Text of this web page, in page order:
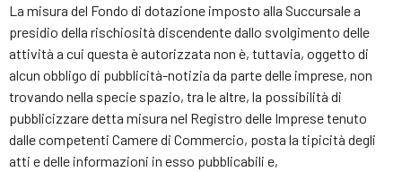
La misura del Fondo di dotazione imposto alla Succursale a
presidio della rischiosità discendente dallo svolgimento delle
attività a cui questa è autorizzata non è, tuttavia, oggetto di
alcun obbligo di pubblicità-notizia da parte delle imprese, non
trovando nella specie spazio, tra le altre, la possibilità di
pubblicizzare detta misura nel Registro delle Imprese tenuto
dalle competenti Camere di Commercio, posta la tipicità degli
atti e delle informazioni in esso pubblicabili e,